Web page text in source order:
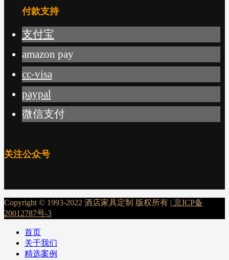
付款支持
支付宝
amazon pay
cc-visa
paypal
微信支付
关注公众号
Copyright © 1993-2022 酒店家具定制 版权所有 | 京ICP备
20012787号-3
首页
关于我们
精选案例